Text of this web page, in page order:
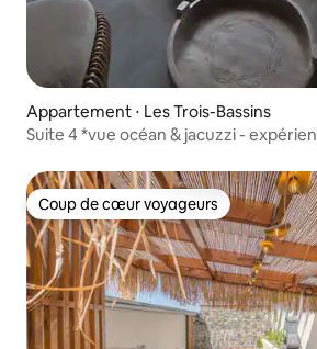
Appartement ⋅ Les Trois-Bassins
Suite 4 *vue océan & jacuzzi -
Coup de cœur voyageurs
Coup de cœur voyageurs